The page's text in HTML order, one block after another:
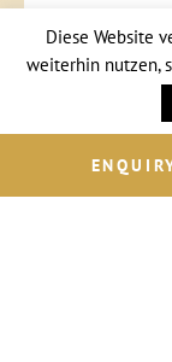
Diese Website
weiterhin nutzen,